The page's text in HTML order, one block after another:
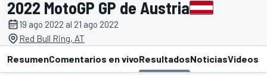
2022 MotoGP GP de Austria
19 ago 2022 al 21 ago 2022
Red Bull Ring, AT
ResumenComentarios en vivoResultadosNoticiasVideos